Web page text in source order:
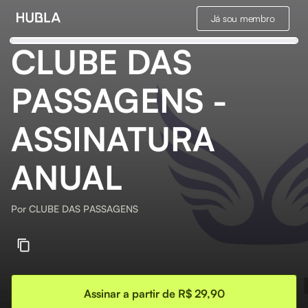
Já sou membro
CLUBE DAS
PASSAGENS -
ASSINATURA
ANUAL
Por CLUBE DAS PASSAGENS
Assinar a partir de R$ 29,90